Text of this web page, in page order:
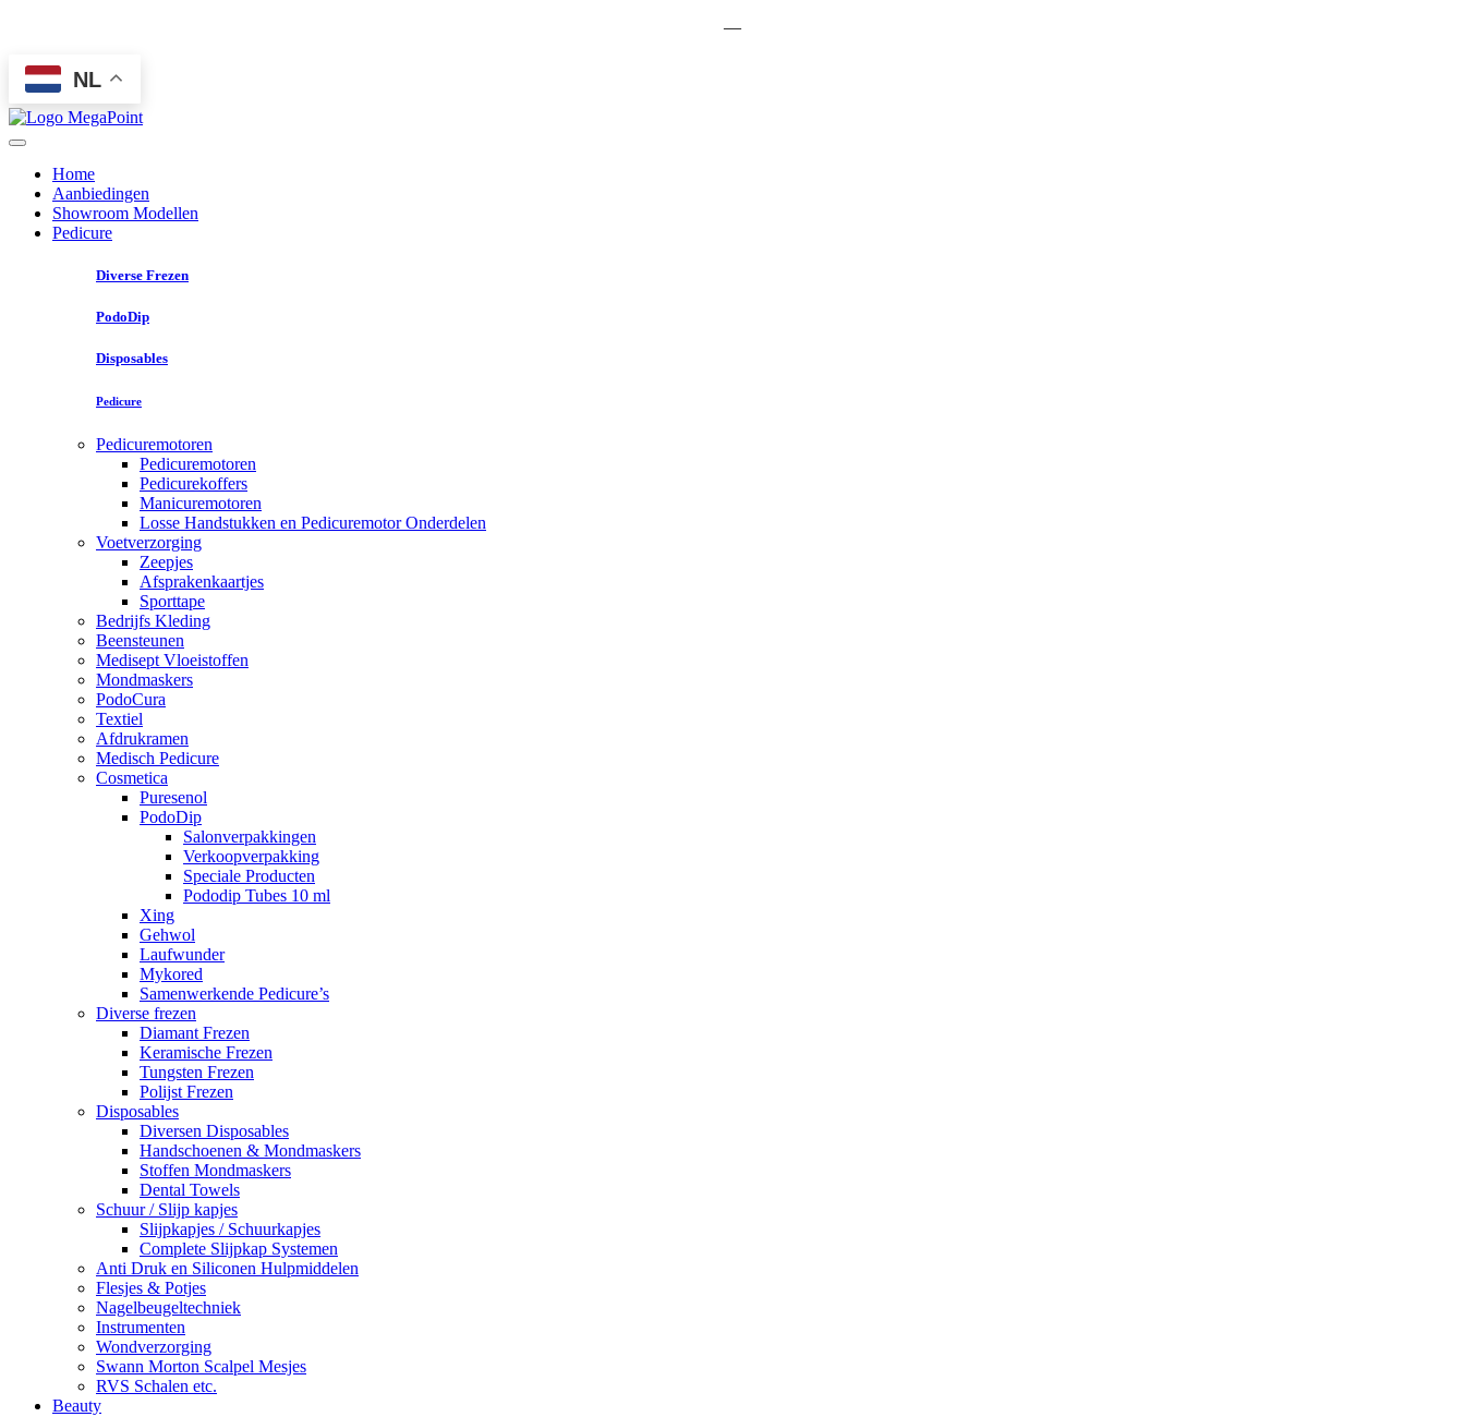
—
NL
Home
Aanbiedingen
Showroom Modellen
Pedicure
Diverse Frezen
PodoDip
Disposables
Pedicure
Pedicuremotoren
Pedicuremotoren
Pedicurekoffers
Manicuremotoren
Losse Handstukken en Pedicuremotor Onderdelen
Voetverzorging
Zeepjes
Afsprakenkaartjes
Sporttape
Bedrijfs Kleding
Beensteunen
Medisept Vloeistoffen
Mondmaskers
PodoCura
Textiel
Afdrukramen
Medisch Pedicure
Cosmetica
Puresenol
PodoDip
Salonverpakkingen
Verkoopverpakking
Speciale Producten
Pododip Tubes 10 ml
Xing
Gehwol
Laufwunder
Mykored
Samenwerkende Pedicure’s
Diverse frezen
Diamant Frezen
Keramische Frezen
Tungsten Frezen
Polijst Frezen
Disposables
Diversen Disposables
Handschoenen & Mondmaskers
Stoffen Mondmaskers
Dental Towels
Schuur / Slijp kapjes
Slijpkapjes / Schuurkapjes
Complete Slijpkap Systemen
Anti Druk en Siliconen Hulpmiddelen
Flesjes & Potjes
Nagelbeugeltechniek
Instrumenten
Wondverzorging
Swann Morton Scalpel Mesjes
RVS Schalen etc.
Beauty